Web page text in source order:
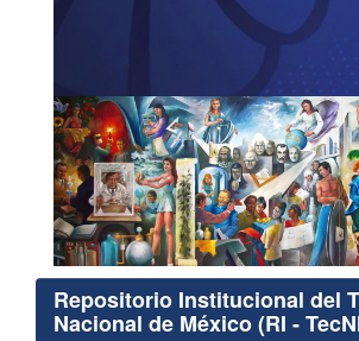
Repositorio Institucional del
Nacional de México (RI -